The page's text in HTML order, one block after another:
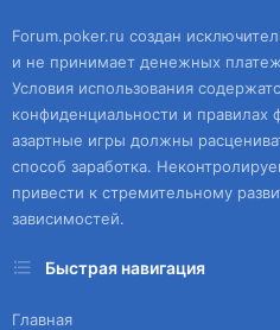
Forum.poker.ru создан
и не принимает денежных
Условия использования
конфиденциальности и
азартные игры должны
способ заработка.
привести к стремительному
зависимостей.
Быстрая навигация
Главная